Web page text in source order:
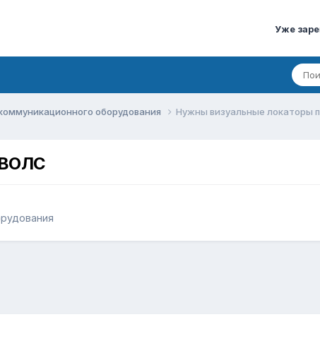
Уже
оборудования Нужны визуальные локаторы